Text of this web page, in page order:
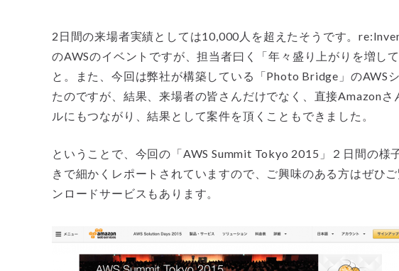
2日間の来場者実績としては10,000人を超えたそうです。
のAWSのイベントですが、担当者曰く「年々盛り上がりを増し
と。また、今回は弊社が構築している「Photo Bridge」のAWS
たのですが、結果、来場者の皆さんだけでなく、直接Amazonさ
ルにもつながり、結果として案件を頂くこともできました。
ということで、今回の「AWS Summit Tokyo 2015」２日間の様
きで細かくレポートされていますので、ご興味のある方はぜひ
ンロードサービスもあります。